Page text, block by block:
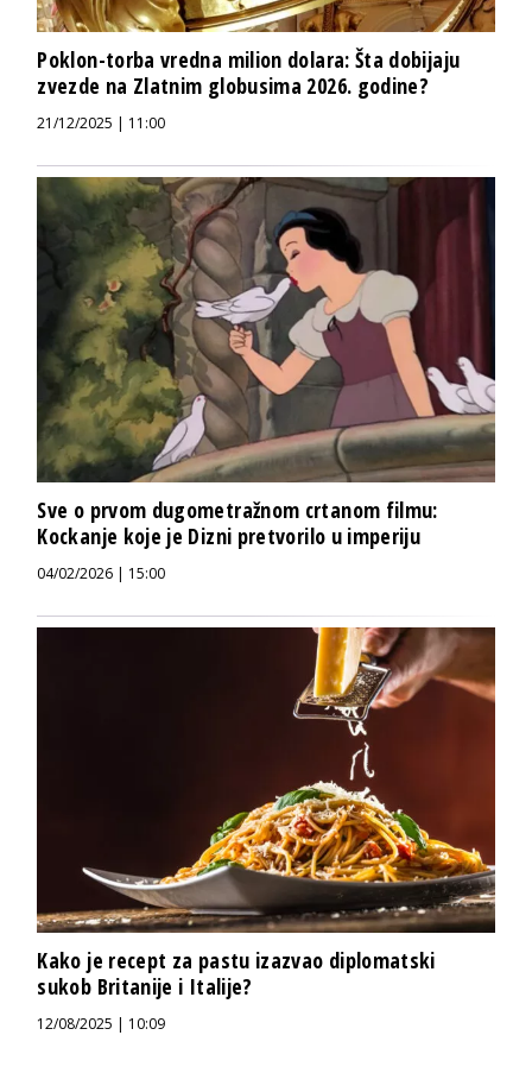
Poklon-torba vredna milion dolara: Šta dobijaju
zvezde na Zlatnim globusima 2026. godine?
21/12/2025 | 11:00
Sve o prvom dugometražnom crtanom filmu:
Kockanje koje je Dizni pretvorilo u imperiju
04/02/2026 | 15:00
Kako je recept za pastu izazvao diplomatski
sukob Britanije i Italije?
12/08/2025 | 10:09